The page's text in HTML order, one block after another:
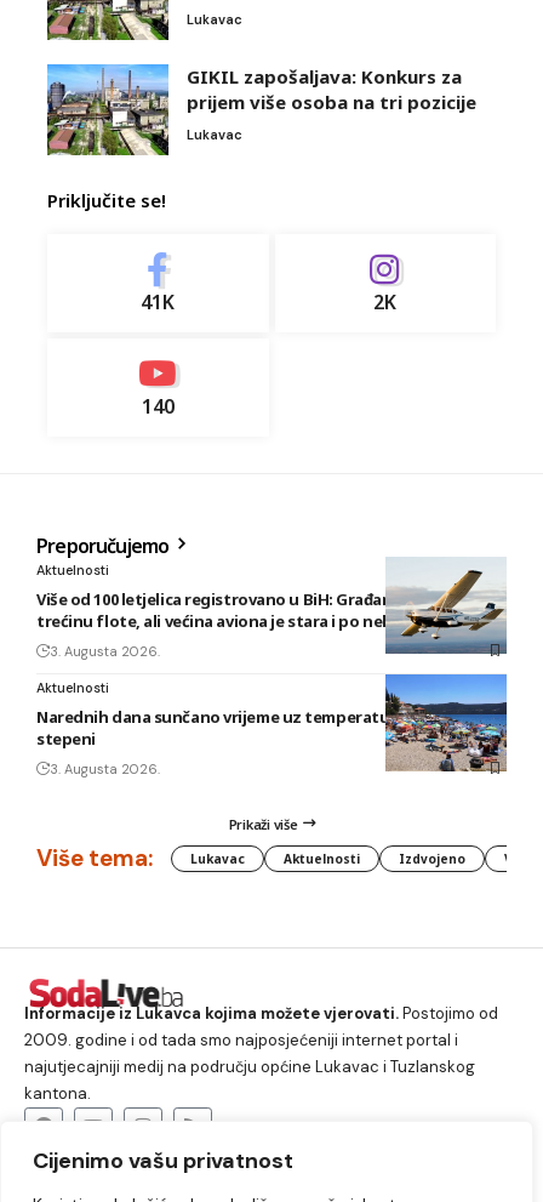
Cijenimo vašu privatnost
Lukavac
GIKIL zapošaljava: Konkurs za
prijem više osoba na tri pozicije
Lukavac
Priključite se!
41K 2K
140
Preporučujemo
Aktuelnosti
Više od 100 letjelica registrovano u BiH: Građani posjeduju
trećinu flote, ali većina aviona je stara i po nekoliko decenija
3. Augusta 2026.
Aktuelnosti
Narednih dana sunčano vrijeme uz temperature do 40
stepeni
3. Augusta 2026.
Prikaži više
Više tema: Lukavac Aktuelnosti Izdvojeno
Informacije iz Lukavca kojima možete vjerovati.Postojimo od
2009. godine i od tada smo najposjećeniji internet portal i
najutjecajniji medij na području općine Lukavac i Tuzlanskog
kantona.